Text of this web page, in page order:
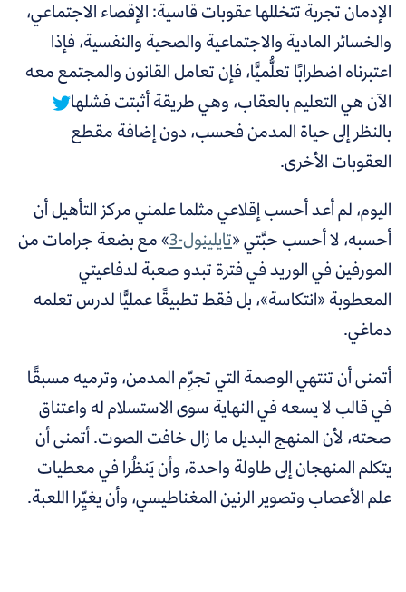
الإدمان تجربة تتخللها عقوبات قاسية: الإقصاء الاجتماعي،
والخسائر المادية والاجتماعية والصحية والنفسية،فإذا
اعتبرناه اضطرابًا تعلُّميًّا، فإن تعامل القانون والمجتمع معه
الآن هي التعليم بالعقاب، وهي طريقة أثبتت فشلها
بالنظر إلى حياة المدمن فحسب، دون إضافة مقطع
العقوبات الأخرى.
اليوم، لم أعد أحسب إقلاعي مثلما علمني مركز التأهيل أن
أحسبه، لا أحسب حبَّتي «تايلينول-3 » مع بضعة جرامات من
المورفين في الوريد في فترة تبدو صعبة لدفاعيتي
المعطوبة «انتكاسة»، بل فقط تطبيقًا عمليًّا لدرس تعلمه
دماغي.
أتمنى أن تنتهي الوصمة التي تجرِّم المدمن، وترميه مسبقًا
في قالب لا يسعه في النهاية سوى الاستسلام له واعتناق
صحته، لأن المنهج البديل ما زال خافت الصوت. أتمنى أن
يتكلم المنهجان إلى طاولة واحدة، وأن يَنظُرا في معطيات
علم الأعصاب وتصوير الرنين المغناطيسي، وأن يغيِّرا اللعبة.